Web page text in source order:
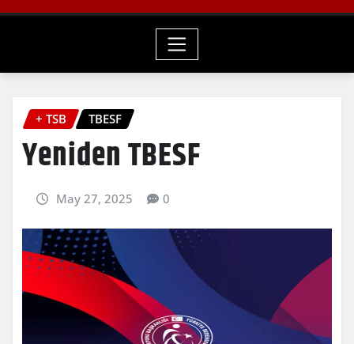
+ TSB TBESF
Yeniden TBESF
May 27, 2025 0